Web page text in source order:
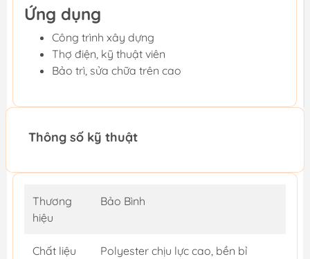
Ứng dụng
Công trình xây dựng
Thợ điện, kỹ thuật viên
Bảo trì, sửa chữa trên cao
Thông số kỹ thuật
Thương
hiệu
Bảo Bình
Chất liệu
Polyester chịu lực cao, bền bỉ